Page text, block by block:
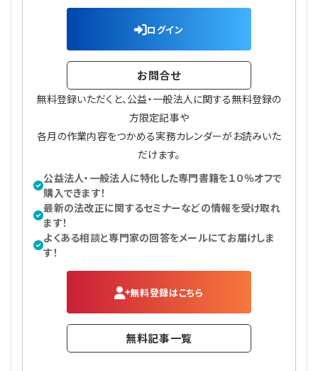
ログイン
お問合せ
無料登録いただくと、公益・一般法人に関する無料登録の
方限定記事や
各月の作業内容をつかめる実務カレンダーがお読みいた
だけます。
公益法人・一般法人に特化した専門書籍を１０％オフで
購入できます！
最新の法改正に関するセミナーなどの情報を受け取れ
ます！
よくある相談と専門家の回答をメールにてお届けしま
す！
無料登録はこちら
無料記事一覧